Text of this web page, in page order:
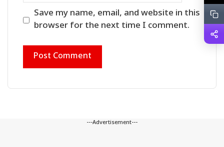
Save my name, email, and website in this
browser for the next time I comment.
---Advertisement---